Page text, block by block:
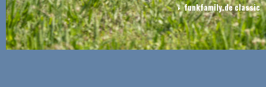
funkfamily.de classic